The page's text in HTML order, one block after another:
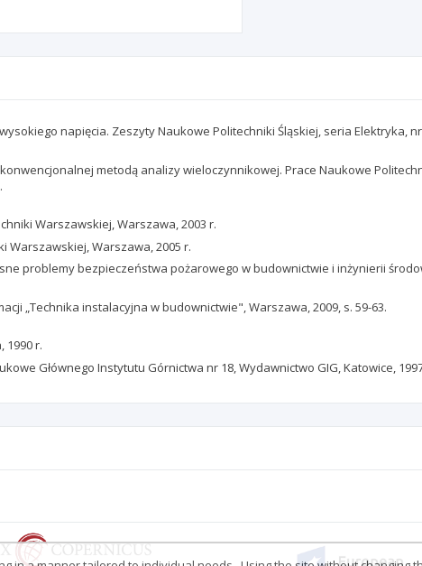
napięcia. Zeszyty Naukowe Politechniki Śląskiej, seria Elektryka, nr
metodą analizy wieloczynnikowej. Prace Naukowe
Warszawskiej, Warszawa, 2003 r.
Warszawskiej, Warszawa, 2005 r.
problemy bezpieczeństwa pożarowego w budownictwie i inżynierii
„Technika instalacyjna w budownictwie", Warszawa, 2009, s. 59-63.
1990 r.
Głównego Instytutu Górnictwa nr 18, Wydawnictwo GIG, Katowice,